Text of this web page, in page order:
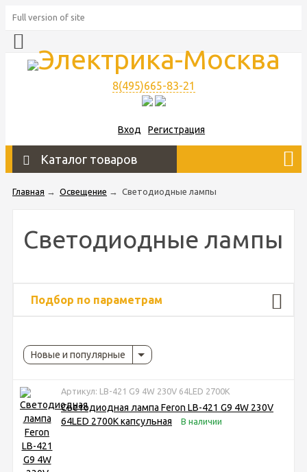
Full version of site
8(495)665-83-21
Вход Регистрация
Каталог товаров
Главная → Освещение → Светодиодные лампы
Светодиодные лампы
Подбор по параметрам
Новые и популярные
Артикул: LB-421 G9 4W 230V 64LED 2700К
Светодиодная лампа Feron LB-421 G9 4W 230V
64LED 2700К​ капсульная
В наличии